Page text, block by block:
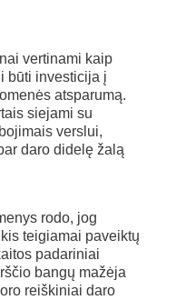
vertinami kaip
būti investicija į
atsparumą.
siejami su
verslui,
daro didelę žalą
rodo, jog
teigiamai paveiktų
padariniai
bangų mažėja
reiškiniai daro